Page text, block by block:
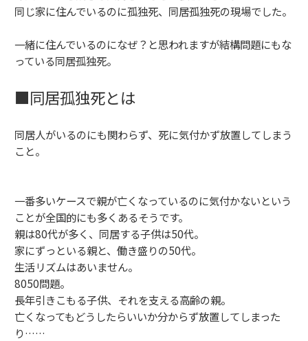
同じ家に住んでいるのに孤独死、同居孤独死の現場でした。
一緒に住んでいるのになぜ？と思われますが結構問題にもな
っている同居孤独死。
■同居孤独死とは
同居人がいるのにも関わらず、死に気付かず放置してしまう
こと。
一番多いケースで親が亡くなっているのに気付かないという
ことが全国的にも多くあるそうです。
親は80代が多く、同居する子供は50代。
家にずっといる親と、働き盛りの50代。
生活リズムはあいません。
8050問題。
長年引きこもる子供、それを支える高齢の親。
亡くなってもどうしたらいいか分からず放置してしまった
り……